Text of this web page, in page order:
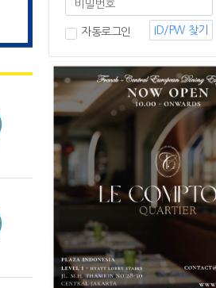
자동로그인 ID/PW 찾기